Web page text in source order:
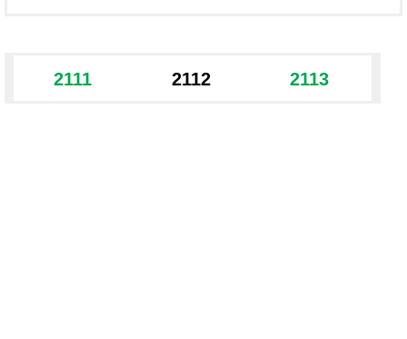
2111 2112 2113